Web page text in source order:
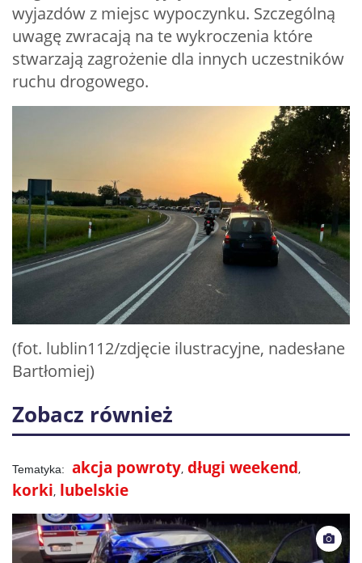
wyjazdów z miejsc wypoczynku. Szczególną
uwagę zwracają na te wykroczenia które
stwarzają zagrożenie dla innych uczestników
ruchu drogowego.
(fot. lublin112/zdjęcie ilustracyjne, nadesłane
Bartłomiej)
Zobacz również
akcja powroty długi weekend
korki lubelskie